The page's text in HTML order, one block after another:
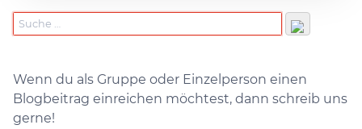
Wenn du als Gruppe oder Einzelperson einen
Blogbeitrag einreichen möchtest, dann schreib uns
gerne!